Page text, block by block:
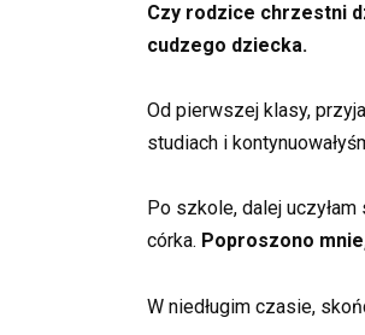
Czy rodzice chrzestni
cudzego dziecka.
Od pierwszej klasy,
studiach i
Po szkole, dalej
córka. Poproszono
W niedługim czasie,